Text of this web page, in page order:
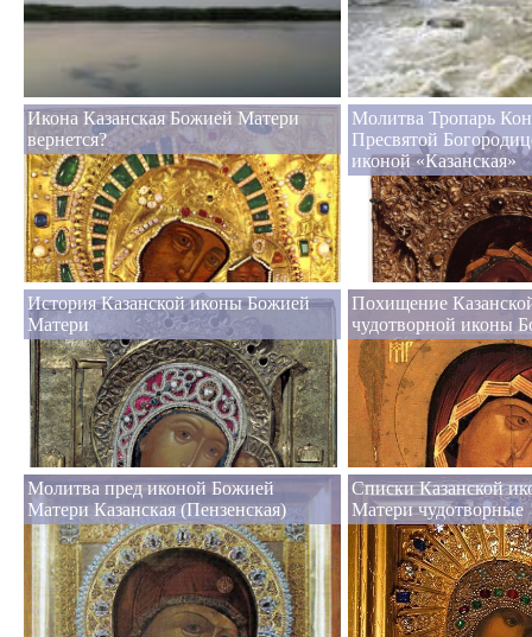
Икона Казанская Божией Матери
вернется?
Молитва Тропарь
Пресвятой
иконой «Казанская»
История Казанской иконы Божией
Матери
Похищение
чудотворной иконы
Молитва пред иконой Божией
Матери Казанская (Пензенская)
Списки Казанской
Матери чудотворные